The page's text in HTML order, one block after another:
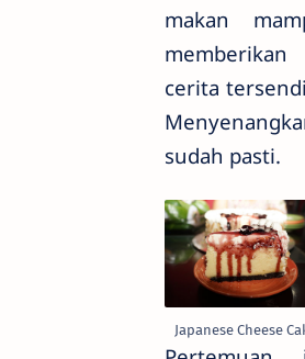
makan
memberikan
cerita
sudah pasti.
Japanese Cheese